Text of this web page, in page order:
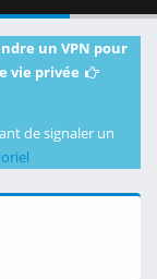
un VPN pour
vie privée
de signaler un